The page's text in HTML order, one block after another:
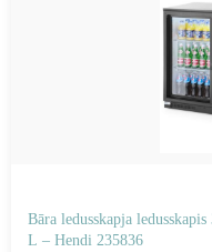
Bāra ledusskapja
L – Hendi 235836